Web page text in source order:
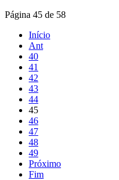
Página 45 de 58
Início
Ant
40
41
42
43
44
45
46
47
48
49
Próximo
Fim